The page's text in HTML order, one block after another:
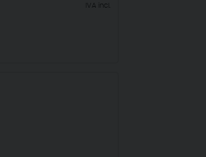
IVA incl.